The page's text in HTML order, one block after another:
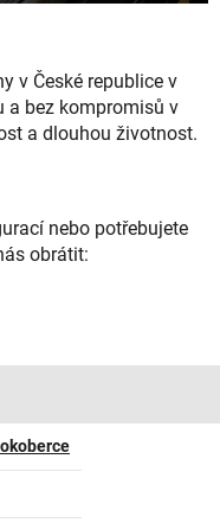
v České republice v
a bez kompromisů v
a dlouhou životnost.
nebo potřebujete
obrátit: